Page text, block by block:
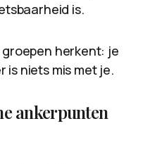
is.
groepen herkent: je
is niets mis met je.
ankerpunten